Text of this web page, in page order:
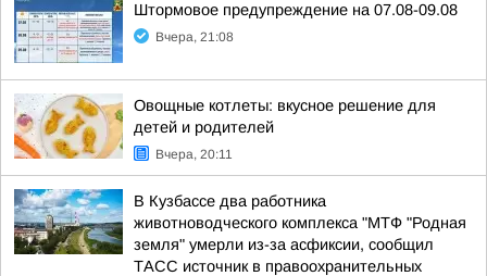
Штормовое предупреждение на 07.08-09.08
Вчера, 21:08
Овощные котлеты: вкусное решение для
детей и родителей
Вчера, 20:11
В Кузбассе два работника
животноводческого комплекса "МТФ "Родная
земля" умерли из-за асфиксии, сообщил
ТАСС источник в правоохранительных